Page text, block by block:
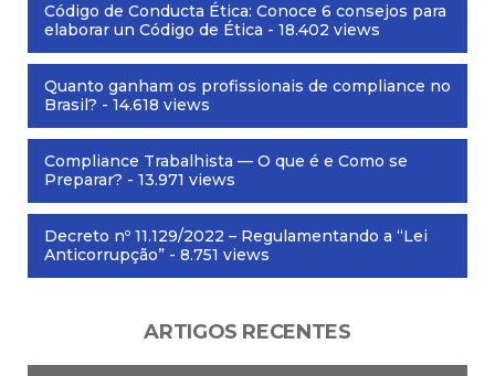
Código de Conducta Ética: Conoce 6 consejos para
elaborar un Código de Ética - 18.402 views
Quanto ganham os profissionais de compliance no
Brasil? - 14.618 views
Compliance Trabalhista — O que é e Como se
Preparar? - 13.971 views
Decreto nº 11.129/2022 – Regulamentando a “Lei
Anticorrupção” - 8.751 views
ARTIGOS RECENTES